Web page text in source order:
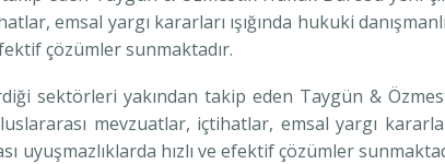
emsal yargı kararları ışığında hukuki
çözümler sunmaktadır.
sektörleri yakından takip eden Taygün &
mevzuatlar, içtihatlar, emsal yargı
uyuşmazlıklarda hızlı ve efektif çözümler